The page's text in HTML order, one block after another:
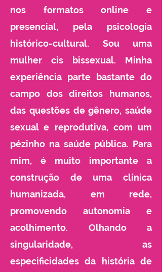
nos formatos online e
presencial, pela psicologia
histórico-cultural. Sou uma
mulher cis bissexual. Minha
experiência parte bastante do
campo dos direitos humanos,
das questões de gênero, saúde
sexual e reprodutiva, com um
pézinho na saúde pública. Para
mim, é muito importante a
construção de uma clínica
humanizada, em rede,
promovendo autonomia e
acolhimento. Olhando a
singularidade, as
especificidades da história de